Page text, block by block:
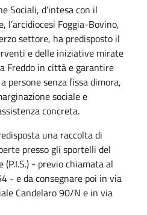
Sociali, d’intesa con il
l’arcidiocesi Foggia-Bovino,
settore, ha predisposto il
e delle iniziative mirate
Freddo in città e garantire
persone senza fissa dimora,
sociale e
concreta.
una raccolta di
presso gli sportelli del
- previo chiamata al
- e da consegnare poi in via
Candelaro 90/N e in via